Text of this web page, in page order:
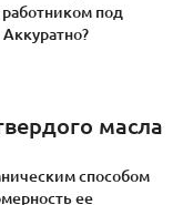
под
масла
способом
ее